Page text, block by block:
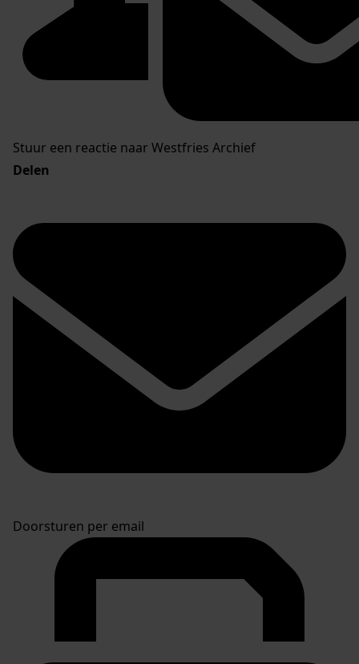
Stuur een reactie naar Westfries Archief
Delen
Doorsturen per email